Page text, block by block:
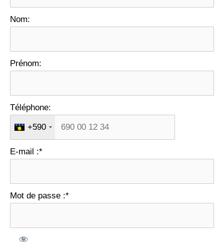
Nom:
Prénom:
Téléphone:
+590
E-mail :*
Mot de passe :*